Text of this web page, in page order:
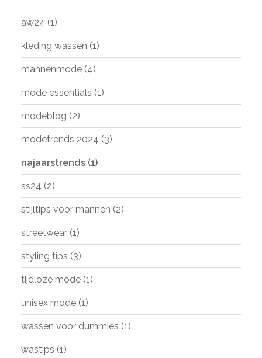
aw24 (1)
kleding wassen (1)
mannenmode (4)
mode essentials (1)
modeblog (2)
modetrends 2024 (3)
najaarstrends (1)
ss24 (2)
stijltips voor mannen (2)
streetwear (1)
styling tips (3)
tijdloze mode (1)
unisex mode (1)
wassen voor dummies (1)
wastips (1)